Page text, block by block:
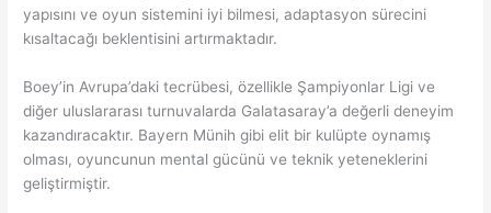
yapısını ve oyun sistemini iyi bilmesi, adaptasyon sürecini
kısaltacağı beklentisini artırmaktadır.
Boey’in Avrupa’daki tecrübesi, özellikle Şampiyonlar Ligi ve
diğer uluslararası turnuvalarda Galatasaray’a değerli deneyim
kazandıracaktır. Bayern Münih gibi elit bir kulüpte oynamış
olması, oyuncunun mental gücünü ve teknik yeteneklerini
geliştirmiştir.